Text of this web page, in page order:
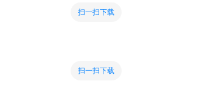
扫一扫下载
扫一扫下载